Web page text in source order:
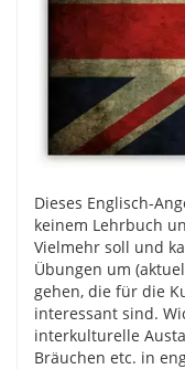
Dieses Englisch-
keinem Lehrbuch
Vielmehr soll und
Übungen um
gehen, die für die
interessant sind.
interkulturelle
Bräuchen etc. in